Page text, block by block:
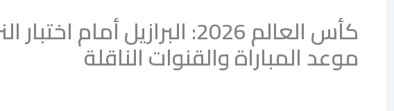
كأس العالم 2026: البرازيل أمام
موعد المباراة والقنوات الناقلة